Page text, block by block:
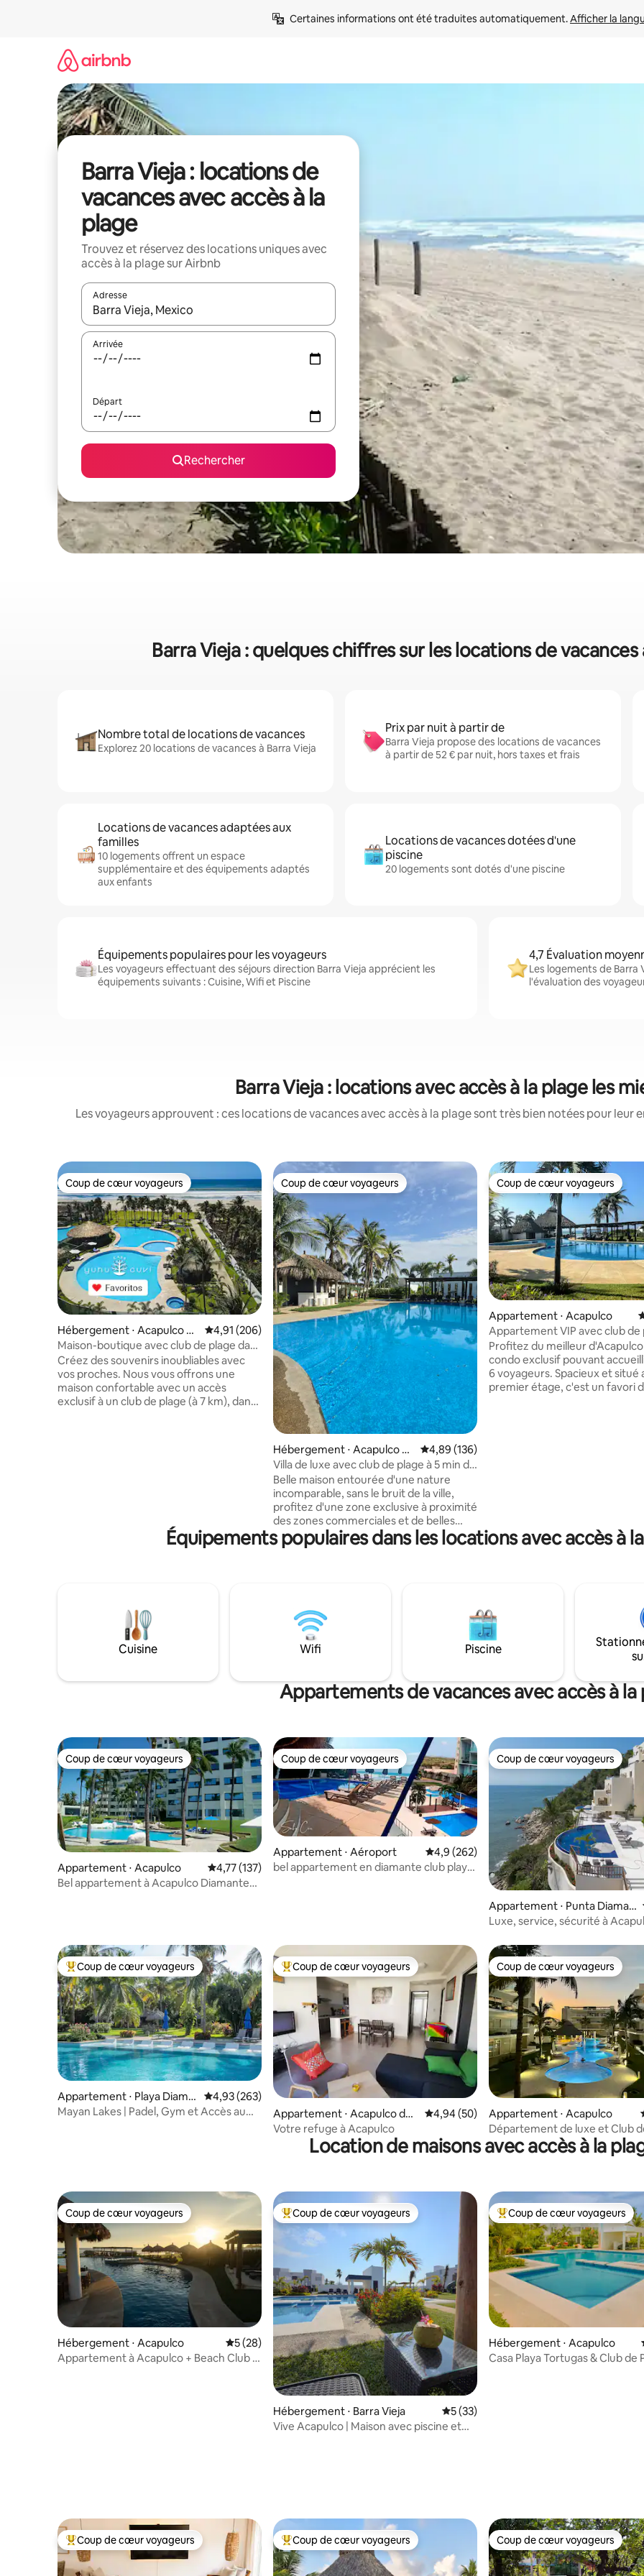
Certaines informations ont été traduites automatiquement. Afficher la
Barra Vieja : locations de
vacances avec accès à la
plage
Trouvez et réservez des locations uniques avec
accès à la plage sur Airbnb
Adresse
Lorsque les résultats s'affichent, utilisez les flèches vers le haut et vers le bas pour les parcourir ou en appuyant et en
Arrivée
Départ
Rechercher
Barra Vieja : quelques chiffres sur les locations de
Nombre total de locations de vacances
Explorez 20 locations de vacances à Barra Vieja
Prix par nuit à partir de
Barra Vieja propose des locations de vacances
à partir de 52 € par nuit, hors taxes et frais
Locations de vacances adaptées aux
familles
10 logements offrent un espace
supplémentaire et des équipements adaptés
aux enfants
Locations de vacances dotées d'une
piscine
20 logements sont dotés d'une piscine
Équipements populaires pour les voyageurs
Les voyageurs effectuant des séjours direction Barra Vieja apprécient les
équipements suivants : Cuisine, Wifi et Piscine
4,7 Évaluation
Les logements de Barra
l'évaluation des
Barra Vieja : locations avec accès à la plage les
Les voyageurs approuvent : ces locations de vacances avec accès à la plage sont très bien notées pour
Coup de cœur voyageurs
Coup de cœur voyageurs
Hébergement ⋅ Acapulco de
Juárez
Évaluation moyenne sur la base de 206 commentaires : 4,91 sur 5
4,91 (206)
Maison-boutique avec club de plage dans
la zone diamante
Créez des souvenirs inoubliables avec
vos proches. Nous vous offrons une
maison confortable avec un accès
exclusif à un club de plage (à 7 km), dans
détendre, vous ressourcer et profiter
pleinement du charme de la côte de
Guerrero. Nous sommes l'escapade
Coup de cœur voyageurs
Coup de cœur voyageurs
Hébergement ⋅ Acapulco de
Juárez
Évaluation moyenne sur la base de 136
4,89 (136)
Villa de luxe avec club de plage à 5 min de
la mer
Belle maison entourée d'une nature
incomparable, sans le bruit de la ville,
profitez d'une zone exclusive à proximité
des zones commerciales et de belles
plages, profitez de nos chambres avec
une décoration naturelle ainsi que des
incroyables en mer, nous avons un club
de plage exclusif avec des piscines
propres, une salle de sport, un sauna, un
bar et un restaurant, tout cela
Coup de cœur voyageurs
Coup de cœur voyageurs
Appartement ⋅ Acapulco
Appartement VIP avec club de
Profitez du meilleur
condo exclusif pouvant
6 voyageurs. Spacieux et situé
premier étage, c'est un favori
semaine sont encore moins
Équipements populaires dans les locations avec accès à
Cuisine Wifi Piscine
Appartements de vacances avec accès à la
Coup de cœur voyageurs
Coup de cœur voyageurs
Appartement ⋅ Acapulco Évaluation moyenne sur la base de 137 commentaires : 4,77 sur 5
4,77 (137)
Bel appartement à Acapulco Diamante
Coup de cœur voyageurs
Coup de cœur voyageurs
Appartement ⋅ Aéroport Évaluation moyenne sur la base de 262
4,9 (262)
bel appartement en diamante club playa,
Coup de cœur voyageurs
Coup de cœur voyageurs
Appartement ⋅ Punta Diaman
te
Luxe, service, sécurité à
Coups de cœur voyageurs les plus appréciés
Coup de cœur voyageurs
Appartement ⋅ Playa Diama
nte
Évaluation moyenne sur la base de 263 commentaires : 4,93 sur 5
4,93 (263)
Mayan Lakes | Padel, Gym et Accès au
Coups de cœur voyageurs les plus appréciés
Coup de cœur voyageurs
Appartement ⋅ Acapulco de
Juárez
Évaluation moyenne sur la base de 50
4,94 (50)
Votre refuge à Acapulco
Coup de cœur voyageurs
Coup de cœur voyageurs
Appartement ⋅ Acapulco
Département de luxe et Club
Location de maisons avec accès à la
Coup de cœur voyageurs
Coup de cœur voyageurs
Hébergement ⋅ Acapulco Évaluation moyenne sur la base de 28 commentaires : 5 sur 5
5 (28)
Appartement à Acapulco + Beach Club +
Coups de cœur voyageurs les plus appréciés
Coup de cœur voyageurs
Hébergement ⋅ Barra Vieja Évaluation moyenne sur la base de 33
5 (33)
Vive Acapulco | Maison avec piscine et
Coups de cœur voyageurs les
Coup de cœur voyageurs
Hébergement ⋅ Acapulco
Casa Playa Tortugas & Club de
Coups de cœur voyageurs les plus appréciés
Coup de cœur voyageurs Coups de cœur voyageurs les plus appréciés
Coup de cœur voyageurs Coup de cœur voyageurs
Coup de cœur voyageurs